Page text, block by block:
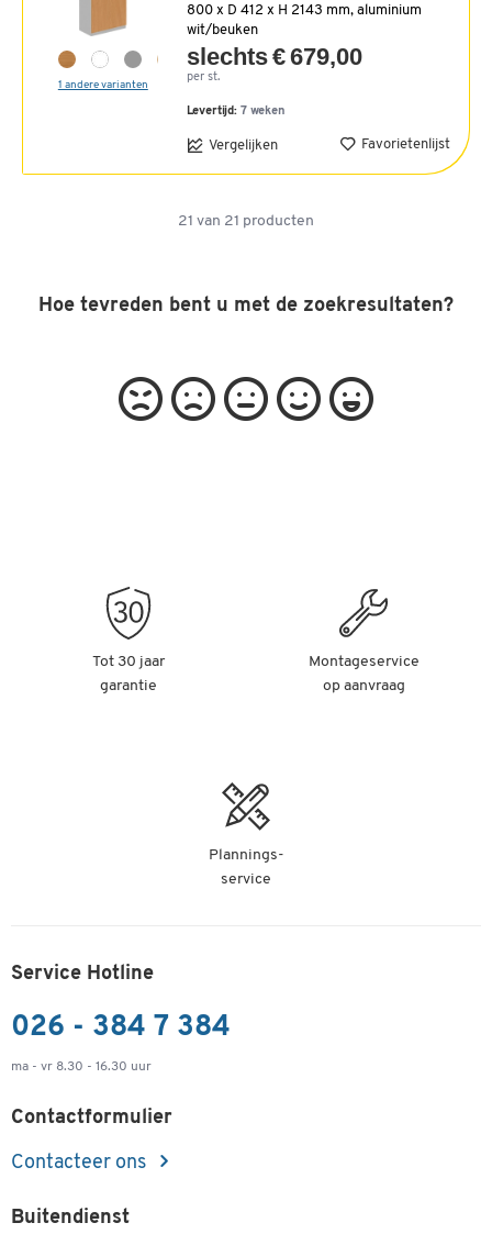
1 andere varianten
800 x D 412 x H 2143 mm, aluminium
wit/beuken
slechts € 679,00
per st.
Levertijd: 7 weken
Vergelijken Favorietenlijst
21 van 21 producten
Hoe tevreden bent u met de zoekresultaten?
Tot 30 jaar
garantie
Montageservice
op aanvraag
Plannings-
service
Service Hotline
026 - 384 7 384
ma - vr 8.30 - 16.30 uur
Contactformulier
Contacteer ons
Buitendienst